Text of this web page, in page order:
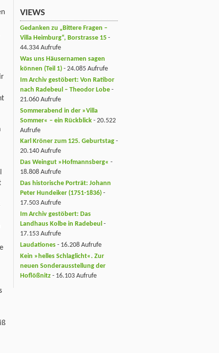
VIEWS
Gedanken zu „Bittere Fragen –
Villa Heimburg“, Borstrasse 15 -
44.334 Aufrufe
Was uns Häusernamen sagen
können (Teil 1) - 24.085 Aufrufe
Im Archiv gestöbert: Von Ratibor
nach Radebeul – Theodor Lobe -
21.060 Aufrufe
Sommerabend in der »Villa
Sommer« – ein Rückblick - 20.522
Aufrufe
Karl Kröner zum 125. Geburtstag -
20.140 Aufrufe
Das Weingut »Hofmannsberg« -
18.808 Aufrufe
Das historische Porträt: Johann
Peter Hundeiker (1751-1836) -
17.503 Aufrufe
Im Archiv gestöbert: Das
Landhaus Kolbe in Radebeul -
17.153 Aufrufe
Laudationes - 16.208 Aufrufe
Kein »helles Schlaglicht«. Zur
neuen Sonderausstellung der
Hoflößnitz - 16.103 Aufrufe